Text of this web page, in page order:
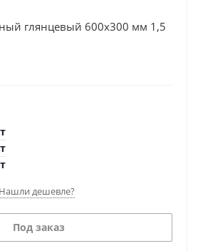
глянцевый 600х300 мм 1,5
Нашли дешевле?
Под заказ